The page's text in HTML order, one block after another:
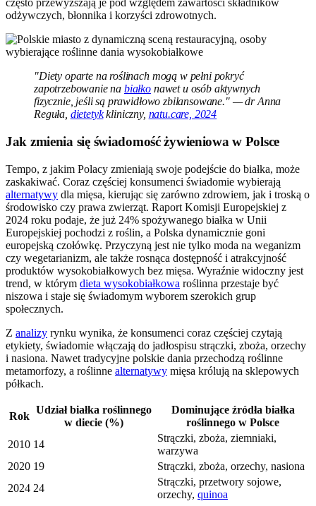
często przewyższają je pod względem zawartości składników
odżywczych, błonnika i korzyści zdrowotnych.
"Diety oparte na roślinach mogą w pełni pokryć
zapotrzebowanie na białko nawet u osób aktywnych
fizycznie, jeśli są prawidłowo zbilansowane." — dr Anna
Reguła, dietetykkliniczny, natu.care, 2024
Jak zmienia się świadomość żywieniowa w Polsce
Tempo, z jakim Polacy zmieniają swoje podejście do białka, może
zaskakiwać. Coraz częściej konsumenci świadomie wybierają
alternatywy dla mięsa, kierując się zarówno zdrowiem, jak i troską o
środowisko czy prawa zwierząt. Raport Komisji Europejskiej z
2024 roku podaje, że już 24% spożywanego białka w Unii
Europejskiej pochodzi z roślin, a Polska dynamicznie goni
europejską czołówkę. Przyczyną jest nie tylko moda na weganizm
czy wegetarianizm, ale także rosnąca dostępność i atrakcyjność
produktów wysokobiałkowych bez mięsa. Wyraźnie widoczny jest
trend, w którym dieta wysokobiałkowa roślinna przestaje być
niszowa i staje się świadomym wyborem szerokich grup
społecznych.
Z analizy rynku wynika, że konsumenci coraz częściej czytają
etykiety, świadomie włączają do jadłospisu strączki, zboża, orzechy
i nasiona. Nawet tradycyjne polskie dania przechodzą roślinne
metamorfozy, a roślinne alternatywy mięsa królują na sklepowych
półkach.
Rok
Udział białka roślinnego
w diecie (%)
Dominujące źródła białka
roślinnego w Polsce
2010 14
Strączki, zboża, ziemniaki,
warzywa
2020 19
Strączki, zboża, orzechy, nasiona
2024 24
Strączki, przetwory sojowe,
orzechy, quinoa